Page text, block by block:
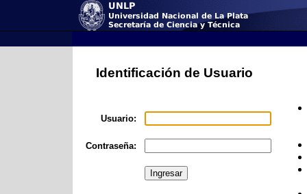
Identificación de Usuario
Usuario:
Contraseña: